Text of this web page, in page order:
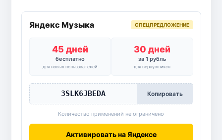
Яндекс Музыка СПЕЦПРЕДЛОЖЕНИЕ
45 дней
бесплатно
для новых пользователей
30 дней
за 1 рубль
для вернувшихся
3SLK6JBEDA Копировать
Количество применений не ограничено
Активировать на Яндексе